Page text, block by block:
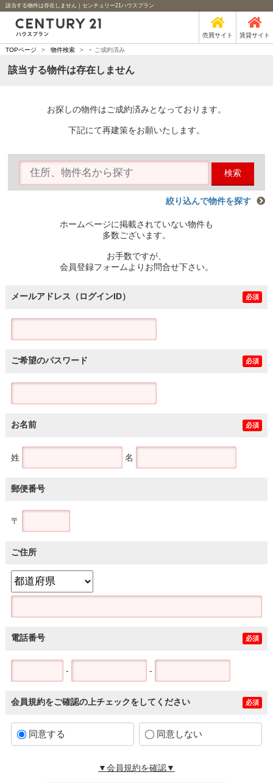
該当する物件は存在しません｜センチュリー21ハウスプラン
売買サイト 賃貸サイト
TOPページ > 物件検索 > - ご成約済み
該当する物件は存在しません
お探しの物件はご成約済みとなっております。
下記にて再建策をお願いたします。
検索
絞り込んで物件を探す
ホームページに掲載されていない物件も
多数ございます。
お手数ですが、
会員登録フォームよりお問合せ下さい。
メールアドレス（ログインID） 必須
ご希望のパスワード 必須
お名前 必須
姓 名
郵便番号
〒
ご住所
電話番号 必須
- -
会員規約をご確認の上チェックをしてください 必須
同意する 同意しない
▼会員規約を確認▼